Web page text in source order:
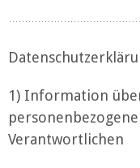
1) Information
Verantwortlichen